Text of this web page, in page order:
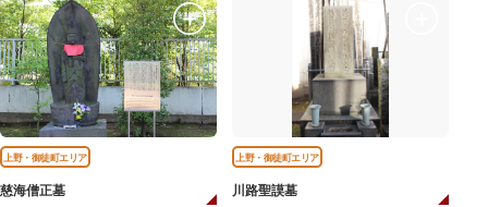
上野・御徒町エリア
慈海僧正墓
上野・御徒町エリア
川路聖謨墓